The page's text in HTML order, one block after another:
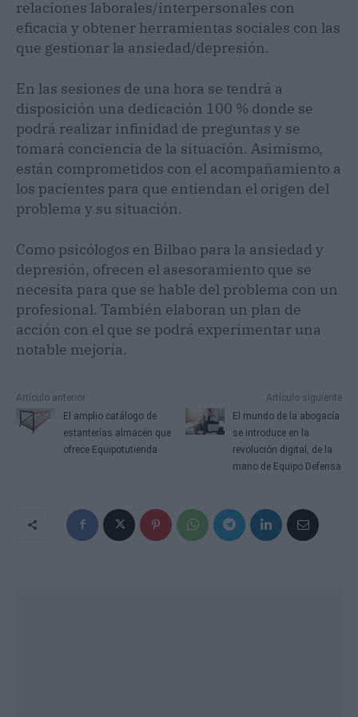
relaciones laborales/interpersonales con
eficacia y obtener herramientas sociales con las
que gestionar la ansiedad/depresión.
En las sesiones de una hora se tendrá a
disposición una dedicación 100 % donde se
podrá realizar infinidad de preguntas y se
tomará conciencia de la situación. Asimismo,
están comprometidos con el acompañamiento a
los pacientes para que entiendan el origen del
problema y su situación.
Como psicólogos en Bilbao para la ansiedad y
depresión, ofrecen el asesoramiento que se
necesita para que se hable del problema con un
profesional. También elaboran un plan de
acción con el que se podrá experimentar una
notable mejoría.
Artículo anterior
El amplio catálogo de
estanterías almacén que
ofrece Equipotutienda
Artículo siguiente
El mundo de la abogacía
se introduce en la
revolución digital, de la
mano de Equipo Defensa